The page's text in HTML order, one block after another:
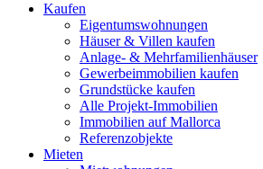
Kaufen
Eigentumswohnungen
Häuser & Villen kaufen
Anlage- & Mehrfamilienhäuser
Gewerbeimmobilien kaufen
Grundstücke kaufen
Alle Projekt-Immobilien
Immobilien auf Mallorca
Referenzobjekte
Mieten